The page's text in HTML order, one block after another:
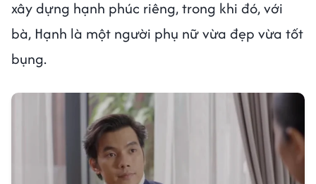
xây dựng hạnh phúc riêng, trong khi đó, với
bà, Hạnh là một người phụ nữ vừa đẹp vừa tốt
bụng.